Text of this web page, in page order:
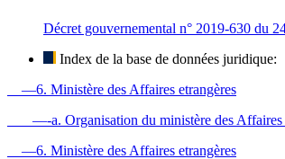
Décret gouvernemental n° 2019-630 du
Index de la base de données juridique:
—6. Ministère des Affaires etrangères
—-a. Organisation du ministère des Affaires
—6. Ministère des Affaires etrangères